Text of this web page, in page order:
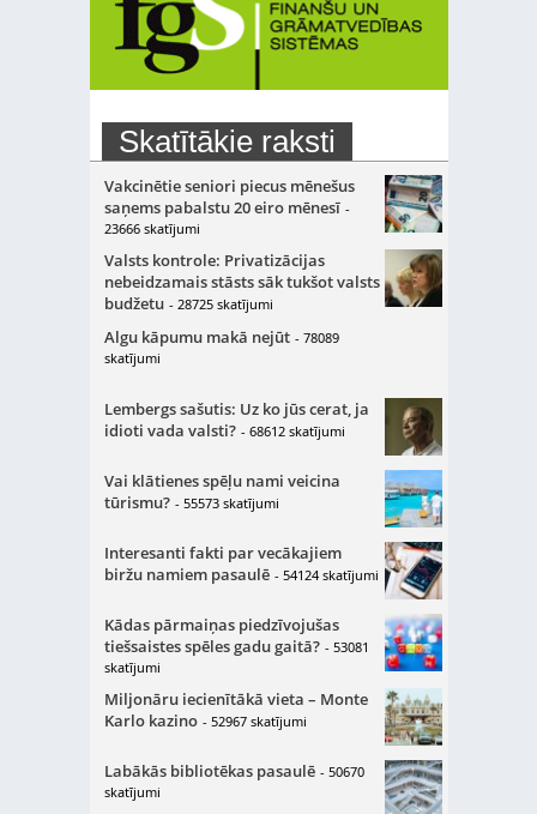
Skatītākie raksti
Vakcinētie seniori piecus mēnešus
saņems pabalstu 20 eiro mēnesī -
23666 skatījumi
Valsts kontrole: Privatizācijas
nebeidzamais stāsts sāk tukšot valsts
budžetu - 28725 skatījumi
Algu kāpumu makā nejūt - 78089
skatījumi
Lembergs sašutis: Uz ko jūs cerat, ja
idioti vada valsti? - 68612 skatījumi
Vai klātienes spēļu nami veicina
tūrismu? - 55573 skatījumi
Interesanti fakti par vecākajiem
biržu namiem pasaulē - 54124 skatījumi
Kādas pārmaiņas piedzīvojušas
tiešsaistes spēles gadu gaitā? - 53081
skatījumi
Miljonāru iecienītākā vieta – Monte
Karlo kazino - 52967 skatījumi
Labākās bibliotēkas pasaulē - 50670
skatījumi